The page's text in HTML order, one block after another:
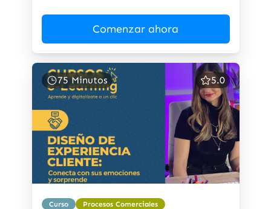
Comenzar ahora
75 Minutos 5.0
Curso Procesos Comerciales